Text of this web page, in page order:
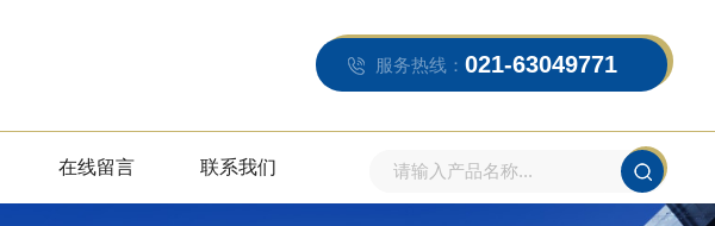
服务热线： 021-63049771
在线留言 联系我们